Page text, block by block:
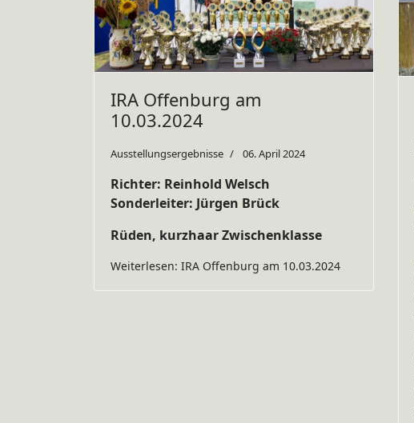
IRA Offenburg am
10.03.2024
Ausstellungsergebnisse 06. April 2024
Richter: Reinhold Welsch
Sonderleiter: Jürgen Brück
Rüden, kurzhaar Zwischenklasse
Weiterlesen: IRA Offenburg am 10.03.2024